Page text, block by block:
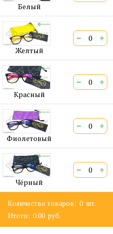
Белый
Желтый
− +
Красный
− +
Фиолетовый
− +
Чёрный
− +
Количество товаров: 0 шт.
Итого: 0.00 руб.